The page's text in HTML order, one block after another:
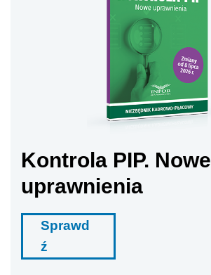
Kontrola PIP. Nowe
uprawnienia
Sprawd
ź